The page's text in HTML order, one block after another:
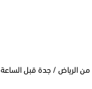
/ جدة قبل الساعة 1 ظهراً